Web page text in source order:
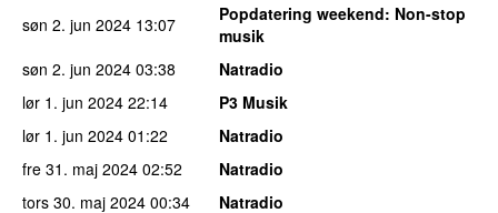
søn 2. jun 2024 13:07 Popdatering weekend: Non-stop
musik
søn 2. jun 2024 03:38
Natradio
lør 1. jun 2024 22:14
P3 Musik
lør 1. jun 2024 01:22
Natradio
fre 31. maj 2024 02:52
Natradio
tors 30. maj 2024 00:34 Natradio